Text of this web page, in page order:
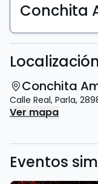
Conchita
Localización
Conchita
Calle Real, Parla,
Ver mapa
Eventos